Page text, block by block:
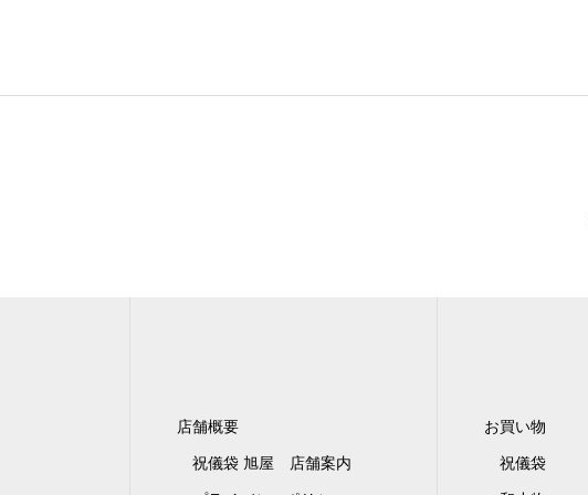
店舗概要
祝儀袋 旭屋 店舗案内
お買い物
祝儀袋